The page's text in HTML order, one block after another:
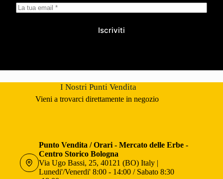
Iscriviti
I Nostri Punti Vendita
Vieni a trovarci direttamente in negozio
Punto Vendita / Orari - Mercato delle Erbe -
Centro Storico Bologna
Via Ugo Bassi, 25, 40121 (BO) Italy |
Lunedi'/Venerdi' 8:00 - 14:00 / Sabato 8:30